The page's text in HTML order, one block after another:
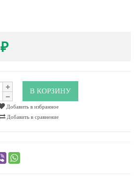
₽
В КОРЗИНУ
Добавить в избранное
Добавить в сравнение